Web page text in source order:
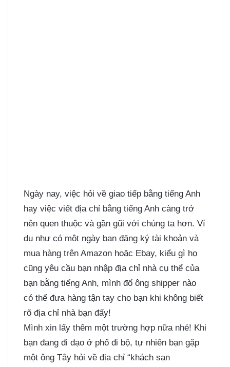
Ngày nay, việc hỏi về giao tiếp bằng tiếng Anh
hay việc viết địa chỉ bằng tiếng Anh càng trở
nên quen thuộc và gần gũi với chúng ta hơn. Ví
dụ như có một ngày bạn đăng ký tài khoản và
mua hàng trên Amazon hoặc Ebay, kiểu gì họ
cũng yêu cầu bạn nhập địa chỉ nhà cụ thể của
bạn bằng tiếng Anh, mình đố ông shipper nào
có thể đưa hàng tận tay cho bạn khi không biết
rõ địa chỉ nhà bạn đấy!
Mình xin lấy thêm một trường hợp nữa nhé! Khi
bạn đang đi dạo ở phố đi bộ, tự nhiên bạn gặp
một ông Tây hỏi về địa chỉ “khách sạn